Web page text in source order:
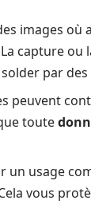
images où
capture ou
par
peuvent
toute
un usage
vous